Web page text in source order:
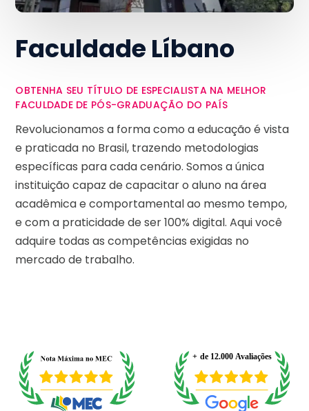
Faculdade Líbano
OBTENHA SEU TÍTULO DE ESPECIALISTA NA MELHOR
FACULDADE DE PÓS-GRADUAÇÃO DO PAÍS
Revolucionamos a forma como a educação é vista
e praticada no Brasil, trazendo metodologias
específicas para cada cenário. Somos a única
instituição capaz de capacitar o aluno na área
acadêmica e comportamental ao mesmo tempo,
e com a praticidade de ser 100% digital. Aqui você
adquire todas as competências exigidas no
mercado de trabalho.